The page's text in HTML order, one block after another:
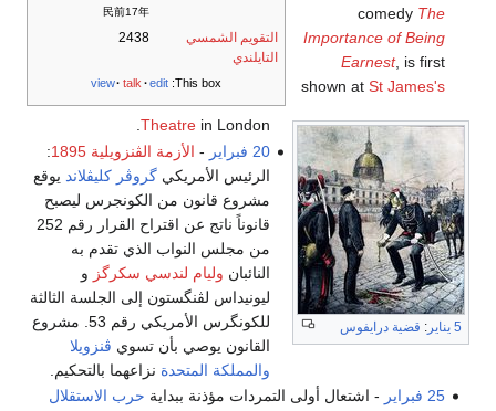
民前17年
التقويم الشمسي
التايلندي
2438
This box:
view talk edit
5 يناير : قضية درايفوس
comedy The
Importance of Being
Earnest, is first
shown at St James's
Theatre in London.
20 فبراير
- الأزمة الڤنزويلية 1895
:
الرئيس الأمريكي گروڤر كليڤلاند يوقع
مشروع قانون من الكونجرس ليصبح
قانوناً ناتج عن اقتراح القرار رقم 252
من مجلس النواب الذي تقدم به
النائبان وليام لندسي سكرگز و
ليونيداس لڤنگستون إلى الجلسة الثالثة
للكونگرس الأمريكي رقم 53. مشروع
القانون يوصي بأن تسوي ڤنزويلا
والمملكة المتحدة نزاعهما بالتحكيم.
25 فبراير
- اشتعال أولى التمردات مؤذنة ببداية حرب الاستقلال